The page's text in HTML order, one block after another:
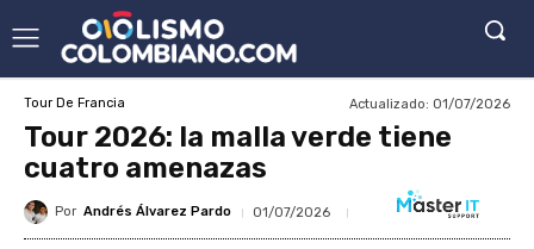
Tour De Francia Actualizado: 01/07/2026
Tour 2026: la malla verde tiene
cuatro amenazas
Por Andrés Álvarez Pardo 01/07/2026